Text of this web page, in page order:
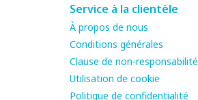
Service à la clientèle
À propos de nous
Conditions générales
Clause de non-responsabilité
Utilisation de cookie
Politique de confidentialité